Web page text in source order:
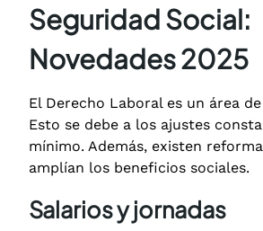
Seguridad Social:
Novedades 2025
El Derecho Laboral es un área
Esto se debe a los ajustes
mínimo. Además, existen
amplían los beneficios sociales.
Salarios y jornadas